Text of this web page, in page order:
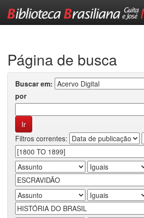
Página de busca
Buscar em:
por
Filtros correntes: